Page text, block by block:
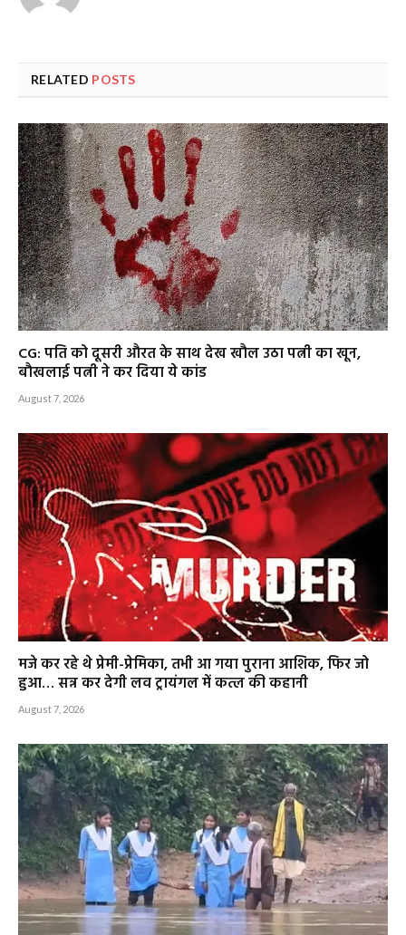
RELATED POSTS
CG: पति को दूसरी औरत के साथ देख खौल उठा पत्नी का खून,
बौखलाई पत्नी ने कर दिया ये कांड
August 7, 2026
मजे कर रहे थे प्रेमी-प्रेमिका, तभी आ गया पुराना आशिक, फिर जो
हुआ… सन्न कर देगी लव ट्रायंगल में कत्ल की कहानी
August 7, 2026